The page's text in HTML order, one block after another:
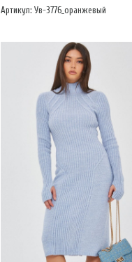
Артикул: Ув-3776_оранжевый